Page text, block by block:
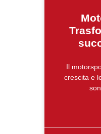
Il
crescita e